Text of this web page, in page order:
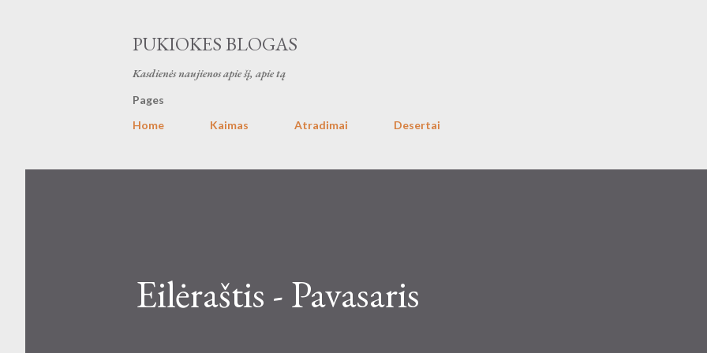
PUKIOKES BLOGAS
Kasdienės naujienos apie šį, apie tą
Pages
Home
Kaimas Atradimai Desertai
Eilėraštis - Pavasaris